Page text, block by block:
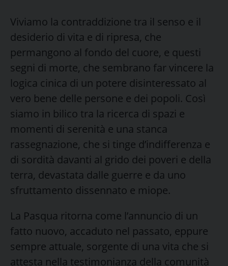
Viviamo la contraddizione tra il senso e il
desiderio di vita e di ripresa, che
permangono al fondo del cuore, e questi
segni di morte, che sembrano far vincere la
logica cinica di un potere disinteressato al
vero bene delle persone e dei popoli. Così
siamo in bilico tra la ricerca di spazi e
momenti di serenità e una stanca
rassegnazione, che si tinge d’indifferenza e
di sordità davanti al grido dei poveri e della
terra, devastata dalle guerre e da uno
sfruttamento dissennato e miope.
La Pasqua ritorna come l’annuncio di un
fatto nuovo, accaduto nel passato, eppure
sempre attuale, sorgente di una vita che si
attesta nella testimonianza della comunità